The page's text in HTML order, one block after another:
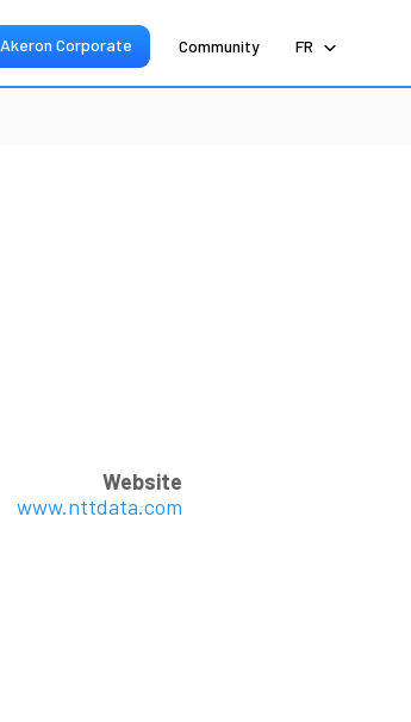
Akeron Corporate Community FR
Website
www.nttdata.com